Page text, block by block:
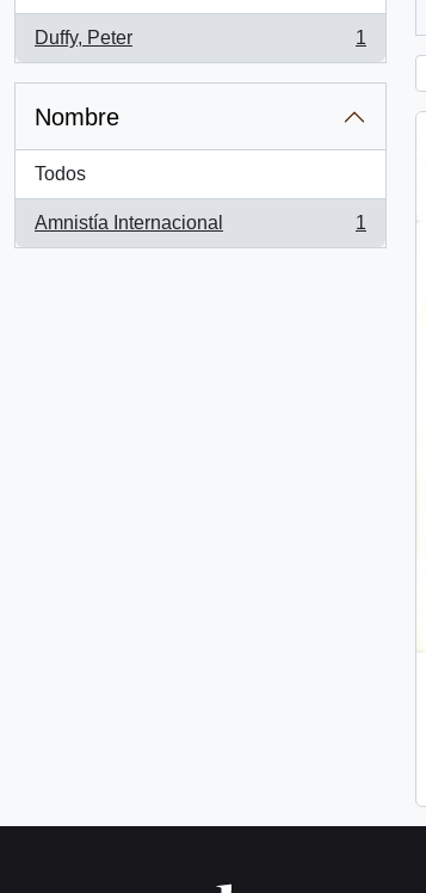
Duffy, Peter
, 1 resultados
1
Nombre
Todos
Amnistía Internacional
, 1 resultados
1